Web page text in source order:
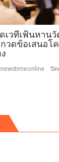
เวทีเฟ้นหาน
วดข้อเสนอโ
ปิด